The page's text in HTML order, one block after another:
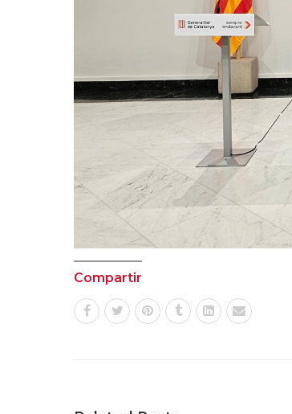
Compartir